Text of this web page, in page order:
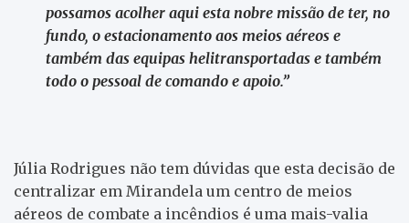
possamos acolher aqui esta nobre missão de ter, no
fundo, o estacionamento aos meios aéreos e
também das equipas helitransportadas e também
todo o pessoal de comando e apoio.”
Júlia Rodrigues não tem dúvidas que esta decisão de
centralizar em Mirandela um centro de meios
aéreos de combate a incêndios é uma mais-valia